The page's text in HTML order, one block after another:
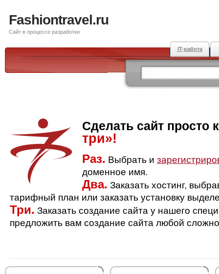
Fashiontravel.ru
Сайт в процессе разработки
IT-работа
Сделать сайт просто
три»!
Раз. Выбрать и
доменное имя.
Два. Заказать хостинг,
тарифный план или заказать установку
Три. Заказать создание сайта у нашего
предложить вам создание сайта любой